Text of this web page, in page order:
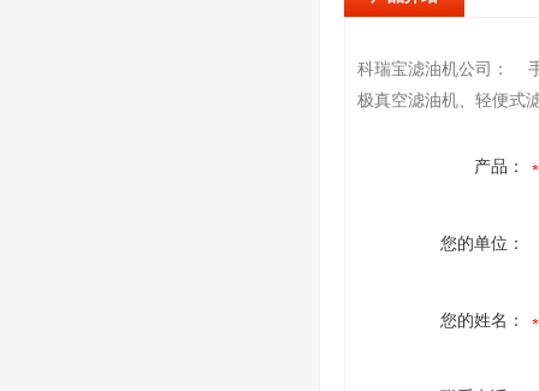
科瑞宝滤油机公司：
极真空滤油机、轻便式
产品：
您的单位：
您的姓名：